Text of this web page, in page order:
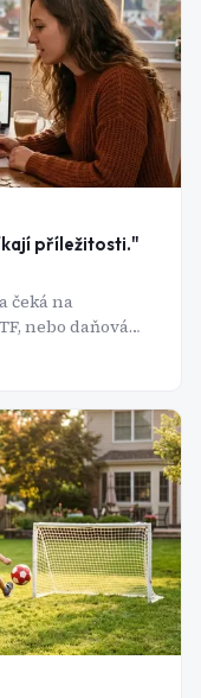
příležitosti."
čeká na
nebo daňová
rozdělit bez